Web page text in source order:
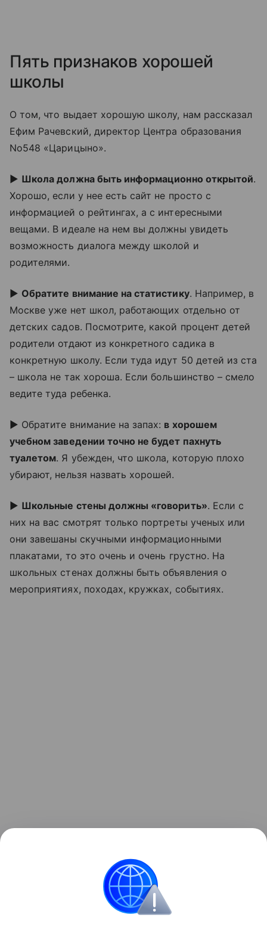
Пять признаков хорошей
школы
О том, что выдает хорошую школу, нам рассказал
Ефим Рачевский, директор Центра образования
No548 «Царицыно».
► Школа должна быть информационно открытой.
Хорошо, если у нее есть сайт не просто с
информацией о рейтингах, а с интересными
вещами. В идеале на нем вы должны увидеть
возможность диалога между школой и
родителями.
► Обратите внимание на статистику. Например, в
Москве уже нет школ, работающих отдельно от
детских садов. Посмотрите, какой процент детей
родители отдают из конкретного садика в
конкретную школу. Если туда идут 50 детей из ста
– школа не так хороша. Если большинство – смело
ведите туда ребенка.
► Обратите внимание на запах: в хорошем
учебном заведении точно не будет пахнуть
туалетом. Я убежден, что школа, которую плохо
убирают, нельзя назвать хорошей.
► Школьные стены должны «говорить». Если с
них на вас смотрят только портреты ученых или
они завешаны скучными информационными
плакатами, то это очень и очень грустно. На
школьных стенах должны быть объявления о
мероприятиях, походах, кружках, событиях.
дети, не зная вас, здороваются с вами – это
. Если дети при этом смотрят вам
в глаза, то это очень хорошая школа.